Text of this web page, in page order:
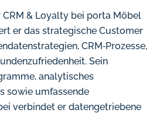
& Loyalty bei porta Möbel
er das strategische Customer
CRM‑Prozesse,
Sein
analytisches
sowie umfassende
verbindet er datengetriebene